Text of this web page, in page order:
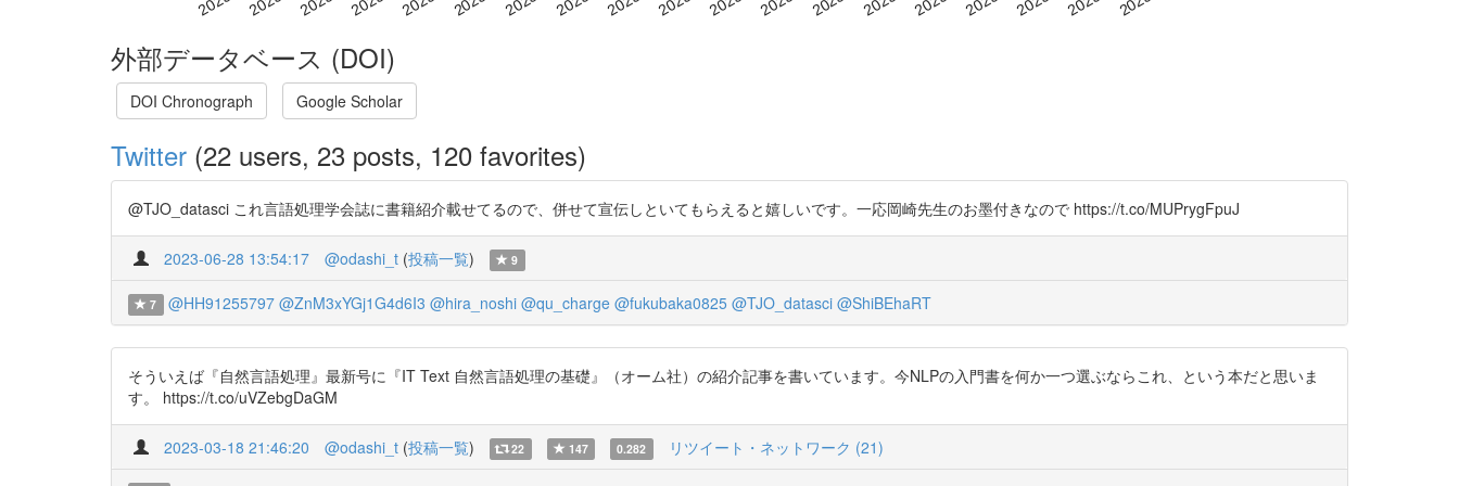
外部データベース (DOI)
DOI Chronograph Google Scholar
Twitter (22 users, 23 posts, 120 favorites)
@TJO_datasci これ言語処理学会誌に書籍紹介載せてるので、併せて宣伝しといてもらえると嬉しいです。一応岡崎先生のお墨付きなので https://t.co/MUPrygFpuJ
2023-06-28 13:54:17 @odashi_t (投稿一覧) 9
7 @HH91255797 @ZnM3xYGj1G4d6I3 @hira_noshi @qu_charge @fukubaka0825 @TJO_datasci @ShiBEhaRT
そういえば『自然言語処理』最新号に『IT Text 自然言語処理の基礎』（オーム社）の紹介記事を書いています。今NLPの入門書を何か一つ選ぶならこれ、という本だと思いま
す。 https://t.co/uVZebgDaGM
2023-03-18 21:46:20 @odashi_t (投稿一覧) 22 147 0.282 リツイート・ネットワーク (21)